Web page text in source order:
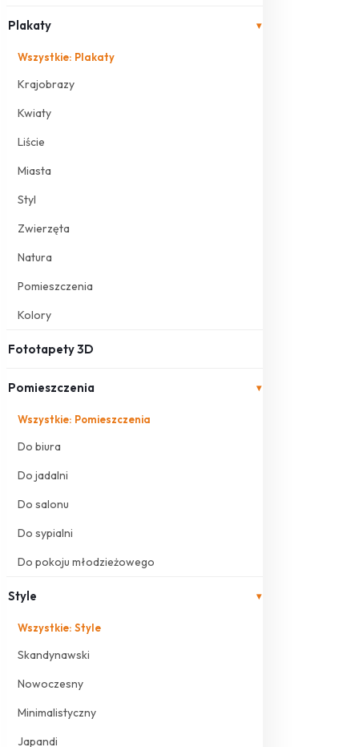
Plakaty ▾
Wszystkie: Plakaty
Krajobrazy
Kwiaty
Liście
Miasta
Styl
Zwierzęta
Natura
Pomieszczenia
Kolory
Fototapety 3D
Pomieszczenia ▾
Wszystkie: Pomieszczenia
Do biura
Do jadalni
Do salonu
Do sypialni
Do pokoju młodzieżowego
Style ▾
Wszystkie: Style
Skandynawski
Nowoczesny
Minimalistyczny
Japandi